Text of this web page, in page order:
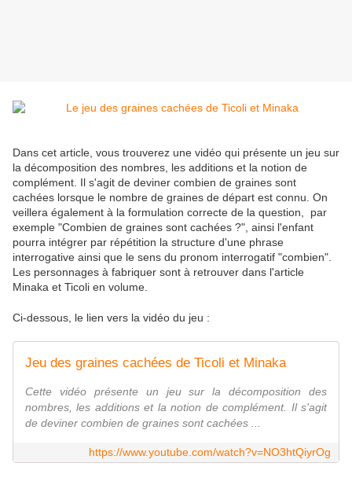
Dans cet article, vous trouverez une vidéo qui présente un jeu sur
la décomposition des nombres, les additions et la notion de
complément. Il s'agit de deviner combien de graines sont
cachées lorsque le nombre de graines de départ est connu. On
veillera également à la formulation correcte de la question, par
exemple "Combien de graines sont cachées ?", ainsi l'enfant
pourra intégrer par répétition la structure d'une phrase
interrogative ainsi que le sens du pronom interrogatif "combien".
Les personnages à fabriquer sont à retrouver dans l'article
Minaka et Ticoli en volume.
Ci-dessous, le lien vers la vidéo du jeu :
Jeu des graines cachées de Ticoli et Minaka
Cette vidéo présente un jeu sur la décomposition des
nombres, les additions et la notion de complément. Il s'agit
de deviner combien de graines sont cachées ...
https://www.youtube.com/watch?v=NO3htQiyrOg